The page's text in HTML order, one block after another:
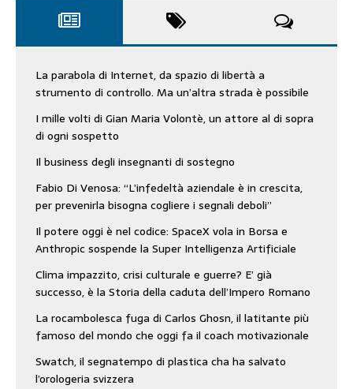
La parabola di Internet, da spazio di libertà a
strumento di controllo. Ma un’altra strada è possibile
I mille volti di Gian Maria Volontè, un attore al di sopra
di ogni sospetto
Il business degli insegnanti di sostegno
Fabio Di Venosa: “L’infedeltà aziendale è in crescita,
per prevenirla bisogna cogliere i segnali deboli”
Il potere oggi è nel codice: SpaceX vola in Borsa e
Anthropic sospende la Super Intelligenza Artificiale
Clima impazzito, crisi culturale e guerre? E’ già
successo, è la Storia della caduta dell’Impero Romano
La rocambolesca fuga di Carlos Ghosn, il latitante più
famoso del mondo che oggi fa il coach motivazionale
Swatch, il segnatempo di plastica cha ha salvato
l’orologeria svizzera